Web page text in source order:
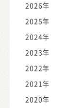
2026年
2025年
2024年
2023年
2022年
2021年
2020年